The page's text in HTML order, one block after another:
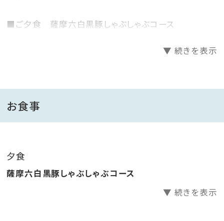
■ご夕食 薩摩六白黒豚しゃぶしゃぶコース
六白黒豚の甘みとジューシーさを引き出す黒豚しゃぶし
ゃぶ。たっぷりお野菜と一緒にぜひ召し上がっていただ
■ご朝食 こだわりの朝餉プレート
地元の旬の食材にこだわった美味しい朝餉をご用意い
▼ 続きを表示
お食事
夕食
薩摩六白黒豚しゃぶしゃぶコース
▼ 続きを表示